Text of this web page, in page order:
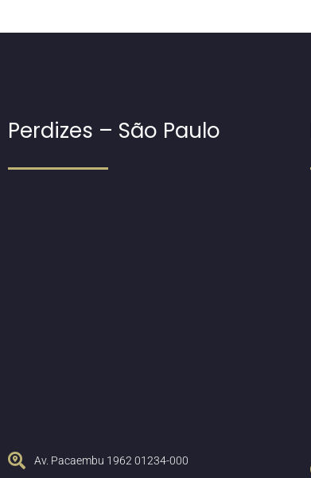
Perdizes – São Paulo
Av. Pacaembu 1962 01234-000